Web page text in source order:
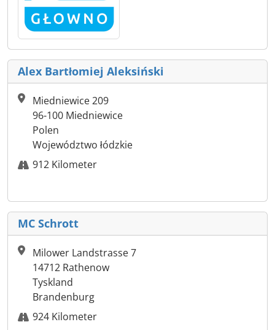
Alex Bartłomiej Aleksiński
Miedniewice 209
96-100 Miedniewice
Polen
Województwo łódzkie
912 Kilometer
MC Schrott
Milower Landstrasse 7
14712 Rathenow
Tyskland
Brandenburg
924 Kilometer